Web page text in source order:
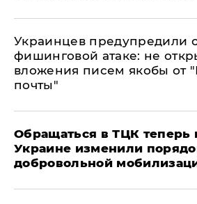
Украинцев предупредили
фишинговой атаке: не
вложения писем якобы от
почты"
Обращаться в ТЦК теперь
Украине изменили
добровольной